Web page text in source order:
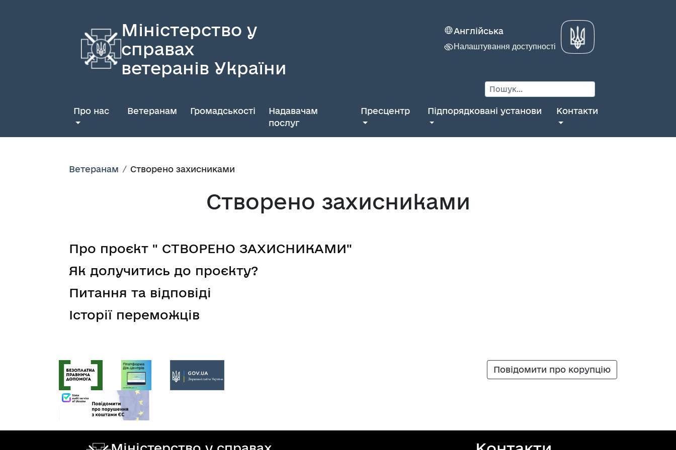
Міністерство у
справах
ветеранів України
Англійська
Налаштування доступності
Про нас Ветеранам Громадськості
Надавачам
послуг
Пресцентр Підпорядковані установи Контакти
Ветеранам Створено захисниками
Створено захисниками
Про проєкт " СТВОРЕНО ЗАХИСНИКАМИ"
Як долучитись до проєкту?
Питання та відповіді
Історії переможців
Повідомити про корупцію